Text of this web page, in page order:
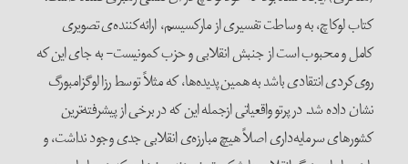
کتاب لوکاچ، به وساطت تفسیری از مارکسیسم، ارائه‌کننده‌‌ی تصویری
کامل و محبوب‌‌ است از جنبش انقلابی و حزب کمونیست- به جای این که
روی‌کردی انتقادی باشد به همین پدیده‌ها، که مثلاً توسط رزا لوگزامبورگ
نشان داده شد. در پرتو واقعیاتی ازجمله این که در برخی از پیشرفته‌ترین
کشورهای سرمایه‌داری اصلاً هیچ مبارزه‌ی انقلابی جدی وجود نداشت، و